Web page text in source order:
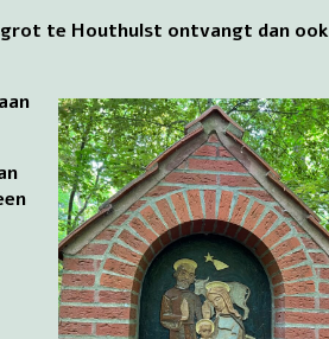
te Houthulst ontvangt dan ook